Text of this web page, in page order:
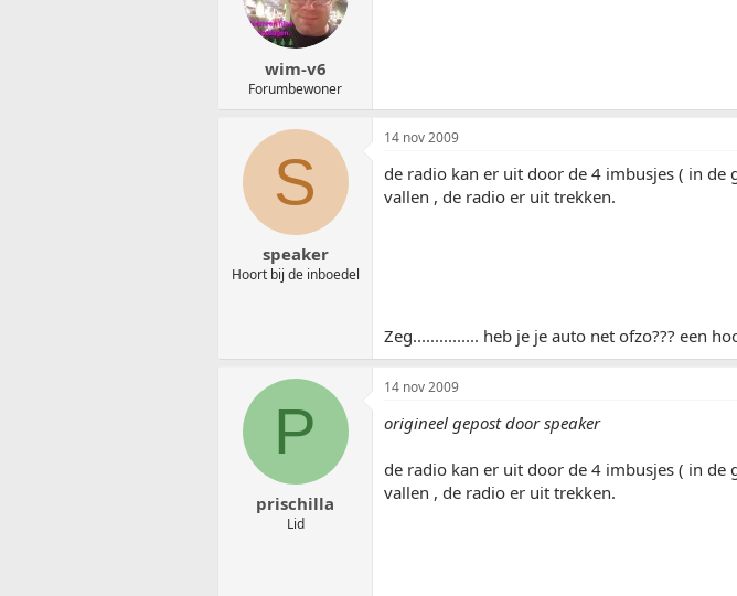
wim-v6
Forumbewoner
S
speaker
Hoort bij de inboedel
14 nov 2009
de radio kan er uit door de 4 imbusjes ( in de
vallen , de radio er uit trekken.
Zeg............... heb je je auto net ofzo??? een
P
prischilla
Lid
14 nov 2009
origineel gepost door speaker
de radio kan er uit door de 4 imbusjes ( in de
vallen , de radio er uit trekken.